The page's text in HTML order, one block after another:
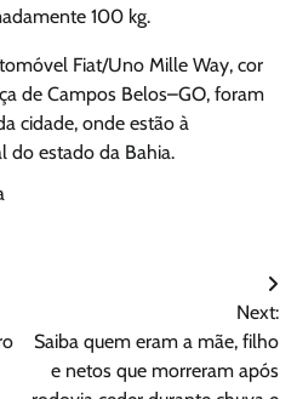
100 kg.
Fiat/Uno Mille Way, cor
de Campos Belos–GO, foram
cidade, onde estão à
do estado da Bahia.
Next:
Saiba quem eram a mãe, filho
e netos que morreram após